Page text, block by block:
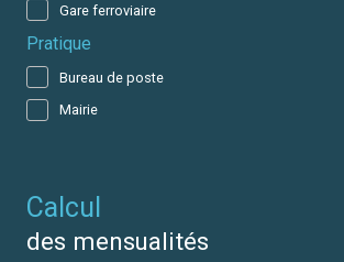
Gare ferroviaire
Pratique
Bureau de poste
Mairie
calcul
des mensualités